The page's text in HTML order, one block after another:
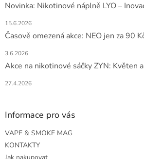
Novinka: Nikotinové náplně LYO –
15.6.2026
Časově omezená akce: NEO jen za 90
3.6.2026
Akce na nikotinové sáčky ZYN: Květen
27.4.2026
Informace pro vás
VAPE & SMOKE MAG
KONTAKTY